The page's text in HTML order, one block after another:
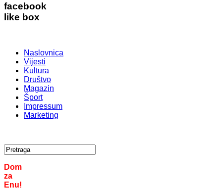
facebook
like box
Naslovnica
Vijesti
Kultura
Društvo
Magazin
Šport
Impressum
Marketing
Dom
za
Enu!